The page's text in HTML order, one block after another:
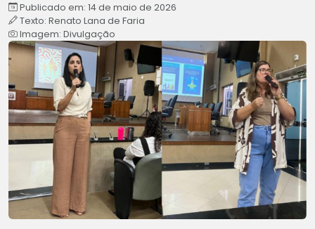
Publicado em: 14 de maio de 2026
Texto: Renato Lana de Faria
Imagem: Divulgação